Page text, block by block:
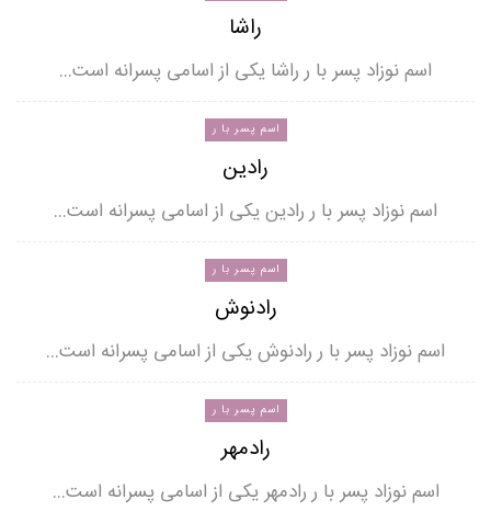
راشا
اسم نوزاد پسر با ر راشا یکی از اسامی پسرانه است…
اسم پسر با ر
رادین
اسم نوزاد پسر با ر رادین یکی از اسامی پسرانه است…
اسم پسر با ر
رادنوش
اسم نوزاد پسر با ر رادنوش یکی از اسامی پسرانه است…
اسم پسر با ر
رادمهر
اسم نوزاد پسر با ر رادمهر یکی از اسامی پسرانه است…